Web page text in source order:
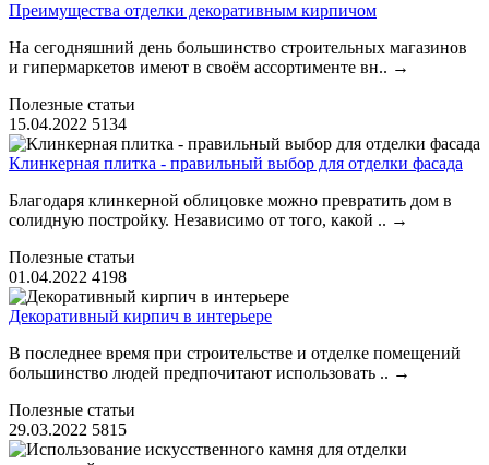
Преимущества отделки декоративным кирпичом
На сегодняшний день большинство строительных магазинов
и гипермаркетов имеют в своём ассортименте вн.. →
Полезные статьи
15.04.2022 5134
Клинкерная плитка - правильный выбор для отделки фасада
Благодаря клинкерной облицовке можно превратить дом в
солидную постройку. Независимо от того, какой .. →
Полезные статьи
01.04.2022 4198
Декоративный кирпич в интерьере
В последнее время при строительстве и отделке помещений
большинство людей предпочитают использовать .. →
Полезные статьи
29.03.2022 5815